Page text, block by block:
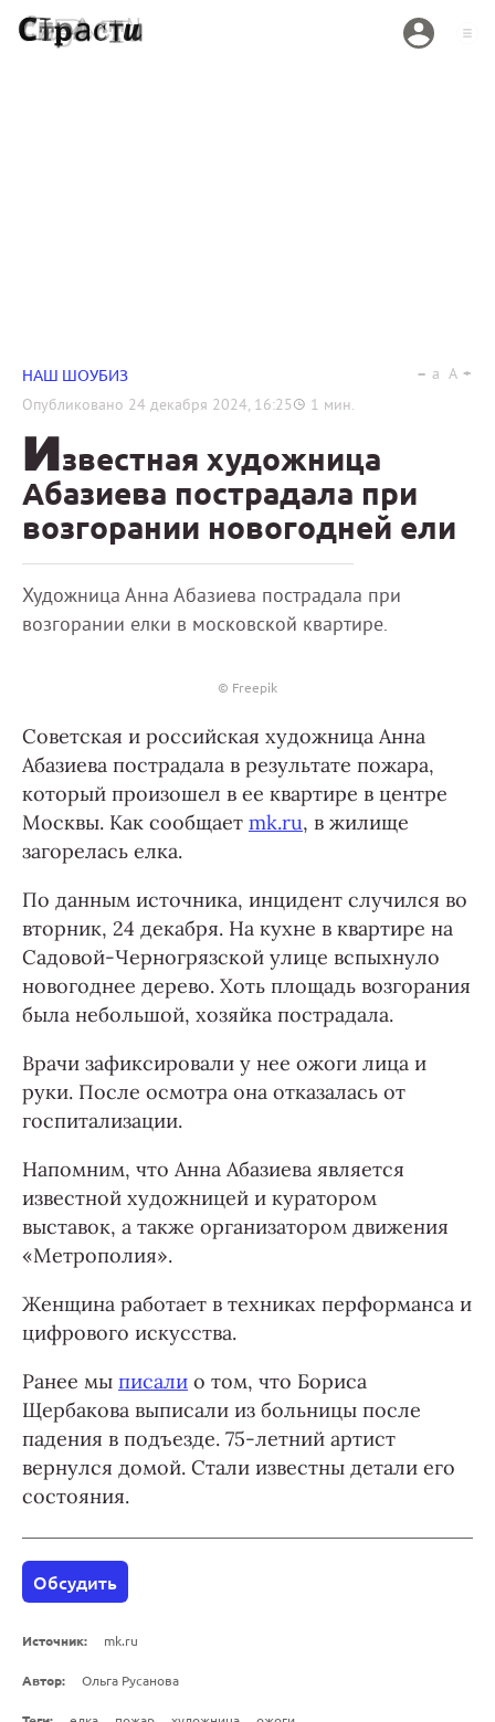
НАШ ШОУБИЗ
Опубликовано 24 декабря 2024, 16:25 1 мин.
a A
Известная художница
Абазиева пострадала при
возгорании новогодней ели
Художница Анна Абазиева пострадала при
возгорании елки в московской квартире.
© Freepik
Советская и российская художница Анна
Абазиева пострадала в результате пожара,
который произошел в ее квартире в центре
Москвы. Как сообщает mk.ru, в жилище
загорелась елка.
По данным источника, инцидент случился во
вторник, 24 декабря. На кухне в квартире на
Садовой-Черногрязской улице вспыхнуло
новогоднее дерево. Хоть площадь возгорания
была небольшой, хозяйка пострадала.
Врачи зафиксировали у нее ожоги лица и
руки. После осмотра она отказалась от
госпитализации.
Напомним, что Анна Абазиева является
известной художницей и куратором
выставок, а также организатором движения
«Метрополия».
Женщина работает в техниках перформанса и
цифрового искусства.
Ранее мы писали о том, что Бориса
Щербакова выписали из больницы после
падения в подъезде. 75-летний артист
вернулся домой. Стали известны детали его
состояния.
Обсудить
Источник: mk.ru
Автор: Ольга Русанова